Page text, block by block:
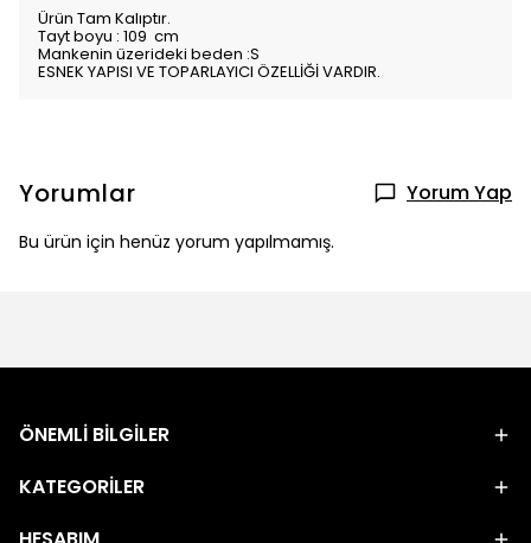
Ürün Tam Kalıptır.
Tayt boyu : 109 cm
Mankenin üzerideki beden :S
ESNEK YAPISI VE TOPARLAYICI ÖZELLİĞİ VARDIR.
Yorumlar Yorum Yap
Bu ürün için henüz yorum yapılmamış.
ÖNEMLİ BİLGİLER
KATEGORİLER